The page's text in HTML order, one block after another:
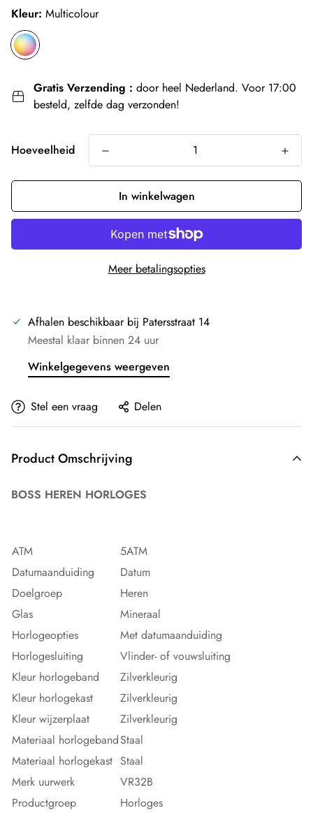
Kleur: Multicolour
Gratis Verzending : door heel Nederland. Voor 17:00
besteld, zelfde dag verzonden!
Hoeveelheid
In winkelwagen
Meer betalingsopties
Afhalen beschikbaar bij Patersstraat 14
Meestal klaar binnen 24 uur
Winkelgegevens weergeven
Stel een vraag Delen
Product Omschrijving
BOSS HEREN HORLOGES
ATM
5ATM
Datumaanduiding
Datum
Doelgroep
Heren
Glas
Mineraal
Horlogeopties
Met datumaanduiding
Horlogesluiting
Vlinder- of vouwsluiting
Kleur horlogeband
Zilverkleurig
Kleur horlogekast
Zilverkleurig
Kleur wijzerplaat
Zilverkleurig
Materiaal horlogebandStaal
Materiaal horlogekast Staal
Merk uurwerk
VR32B
Productgroep
Horloges